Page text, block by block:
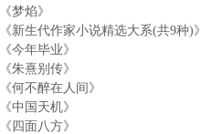
《梦焰》
《新生代作家小说精选大系(共9种)》
《今年毕业》
《朱熹别传》
《何不醉在人间》
《中国天机》
《四面八方》